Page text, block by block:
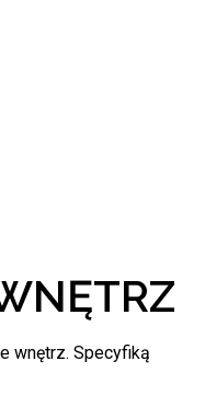
wnętrz. Specyfiką